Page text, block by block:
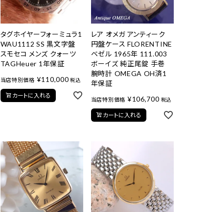
タグホイヤーフォーミュラ1
WAU1112 SS 黒文字盤
スモセコ メンズ クォーツ
TAGHeuer 1年保証
当店特別価格 ¥110,000 税込
カートに入れる
レア オメガ アンティーク
円盤ケース FLORENTINE
ベゼル 1965年 111.003
ボーイズ 純正尾錠 手巻
腕時計 OMEGA OH済1
年保証
当店特別価格 ¥106,700 税込
カートに入れる